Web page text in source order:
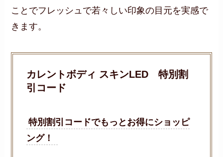
ことでフレッシュで若々しい印象の目元を実感で
きます。
カレントボディ スキンLED 特別割
引コード
特別割引コードでもっとお得にショッピ
ング！